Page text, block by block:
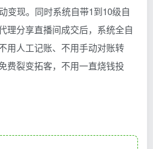
变现。同时系统自带1到10级自
理分享直播间成交后，系统全自
用人工记账、不用手动对账转
费裂变拓客，不用一直烧钱投